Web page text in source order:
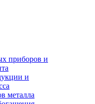
приборов и
и
металла